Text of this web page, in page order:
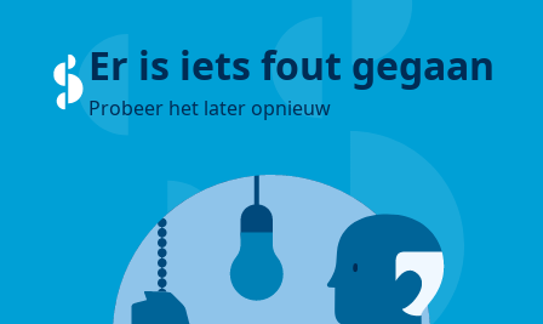
Er is iets fout gegaan
Probeer het later opnieuw